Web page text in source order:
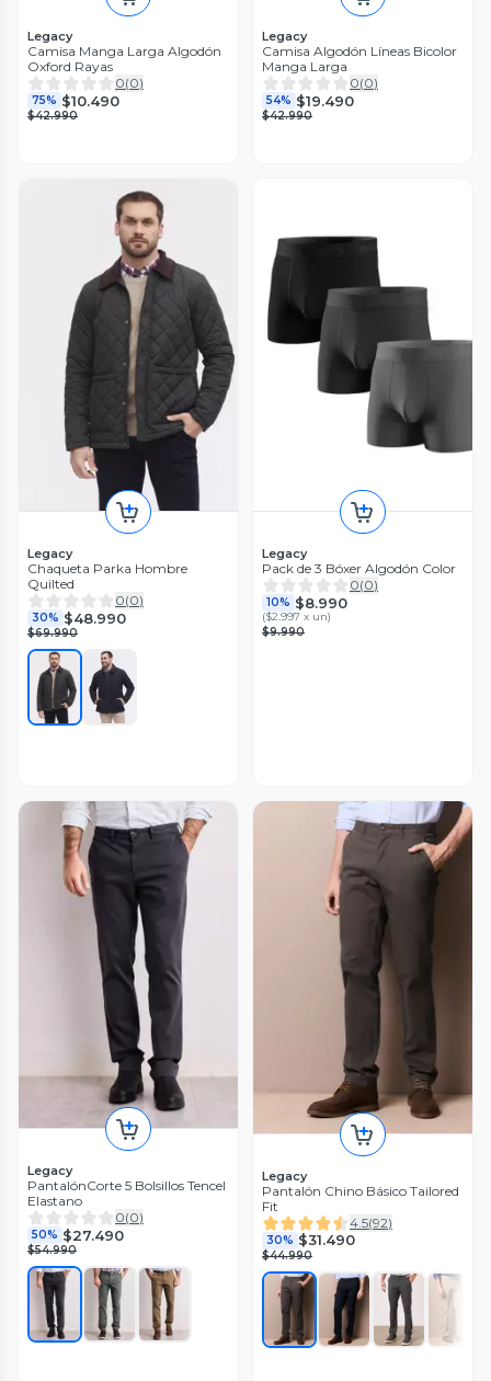
Legacy
Camisa Manga Larga Algodón
Oxford Rayas
0(0)
75% $10.490
$42.990
Legacy
Camisa Algodón Líneas Bicolor
Manga Larga
0(0)
54% $19.490
$42.990
Legacy
Chaqueta Parka Hombre
Quilted
0(0)
30% $48.990
$69.990
Legacy
Pack de 3 Bóxer Algodón Color
0(0)
10% $8.990
($2.997 x un)
$9.990
Legacy
PantalónCorte 5 Bolsillos Tencel
Elastano
0(0)
50% $27.490
$54.990
Legacy
Pantalón Chino Básico Tailored
Fit
4.5(92)
30% $31.490
$44.990